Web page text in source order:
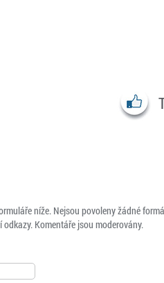
níže. Nejsou povoleny žádné
Komentáře jsou moderovány.